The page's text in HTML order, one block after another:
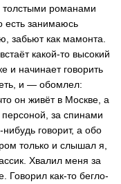
толстыми романами
есть занимаюсь
забьют как мамонта.
какой-то высокий
и начинает говорить
и — обомлел:
он живёт в Москве, а
за спинами
говорит, а обо
только и слышал я,
Хвалил меня за
Говорил как-то бегло-